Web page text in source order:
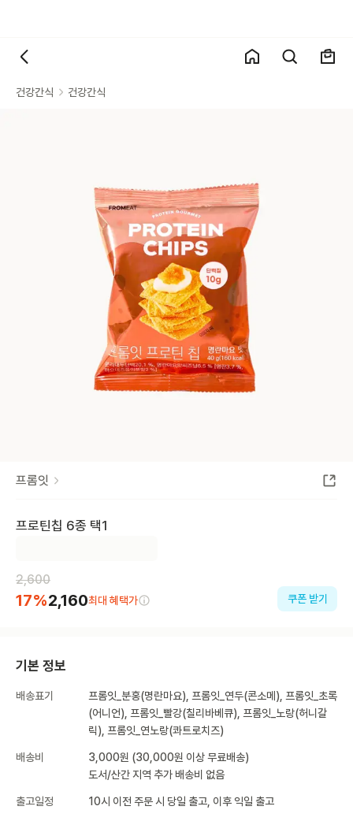
건강간식 건강간식
프롬잇
프로틴칩 6종 택1
2,600
17%2,160최대 혜택가 쿠폰 받기
기본 정보
배송표기
프롬잇_분홍(명란마요), 프롬잇_연두(콘소메), 프롬잇_초록
(어니언), 프롬잇_빨강(칠리바베큐), 프롬잇_노랑(허니갈
릭), 프롬잇_연노랑(콰트로치즈)
배송비
3,000원 (30,000원 이상 무료배송)
도서/산간 지역 추가 배송비 없음
출고일정 10시 이전 주문 시 당일 출고, 이후 익일 출고